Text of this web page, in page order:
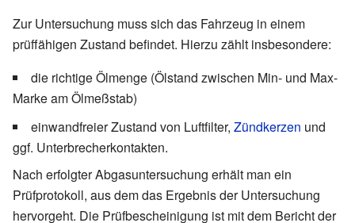
Zur Untersuchung muss sich das Fahrzeug in einem
prüffähigen Zustand befindet. Hierzu zählt insbesondere:
die richtige Ölmenge (Ölstand zwischen Min- und Max-
Marke am Ölmeßstab)
einwandfreier Zustand von Luftfilter, Zündkerzen und
ggf. Unterbrecherkontakten.
Nach erfolgter Abgasuntersuchung erhält man ein
Prüfprotokoll, aus dem das Ergebnis der Untersuchung
hervorgeht. Die Prüfbescheinigung ist mit dem Bericht der